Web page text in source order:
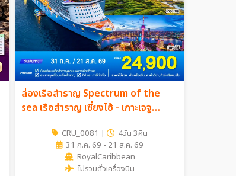
ล่องเรือสำราญ Spectrum of the
sea เรือสำราญ เซี่ยงไฮ้ - เกาะเจจู
เที่ยว2ประเทศฟินๆ จีน - เกาหลีใต้ 4วัน
CRU_0081 |
4วัน 3คืน
31 ก.ค. 69 - 21 ส.ค. 69
RoyalCaribbean
ไม่รวมตั๋วเครื่องบิน